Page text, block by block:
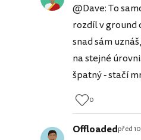
@Dave: To
rozdíl v ground
snad sám
na stejné
špatný - stačí
0
Offloadedpřed